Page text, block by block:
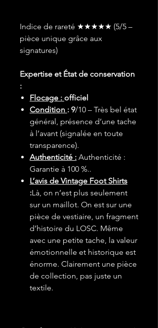
Indice de rareté ★★★★★ (5/5 –
pièce unique grâce aux
signatures)
Expertise et État de conservation
:
Flocage : officiel
Condition : 9/10 – Très bel état
général, présence d’une tache
à l’avant (signalée en toute
transparence).
Authenticité : Authenticité :
Garantie à 100 %..
L’avis de Vintage Foot Shirts
:Là, on n’est plus seulement
sur un maillot. On est sur une
pièce de vestiaire, un fragment
d’histoire du LOSC. Même
avec une petite tache, la valeur
émotionnelle et historique est
énorme. Clairement une pièce
de collection, pas juste un
textile.